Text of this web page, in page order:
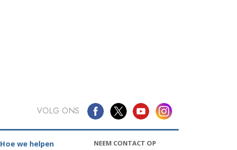
VOLG ONS
Hoe we helpen
NEEM CONTACT OP